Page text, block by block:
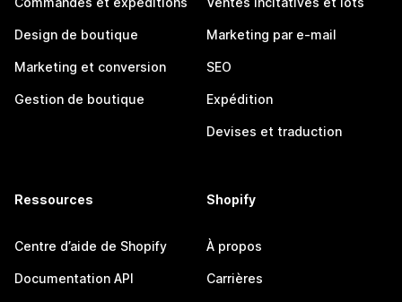
Design de boutique
Marketing et conversion
Gestion de boutique
Marketing par e-mail
SEO
Expédition
Devises et traduction
Ressources
Centre d’aide de Shopify
Documentation API
Shopify
À propos
Carrières